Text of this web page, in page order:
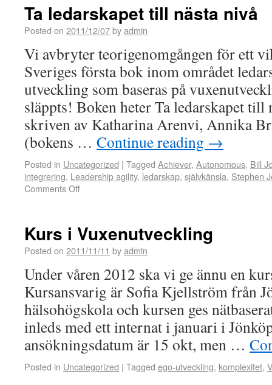
Ta ledarskapet till nästa nivå
Posted on 2011/12/07byadmin
Vi avbryter teorigenomgången för ett
Sveriges första bok inom området
utveckling som baseras på
släppts! Boken heter Ta ledarskapet till
skriven av Katharina Arenvi, Annika
(bokens … Continue reading →
Posted in Uncategorized | Tagged Achiever, Autonomous, Bill
integrering, Leadership agility, ledarskap, självkänsla, Stephen
Comments Off
Kurs i Vuxenutveckling
Posted on 2011/11/11 byadmin
Under våren 2012 ska vi ge ännu en
Kursansvarig är Sofia Kjellström från
hälsohögskola och kursen ges
inleds med ett internat i januari i
ansökningsdatum är 15 okt, men …
Posted in Uncategorized | Tagged ego-utveckling, komplexitet,